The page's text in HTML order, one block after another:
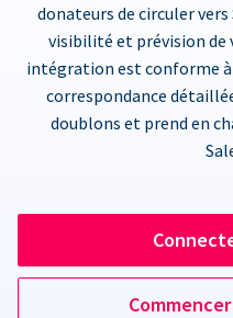
donateurs de circuler
visibilité et prévision de
intégration est conforme à
correspondance
doublons et prend en